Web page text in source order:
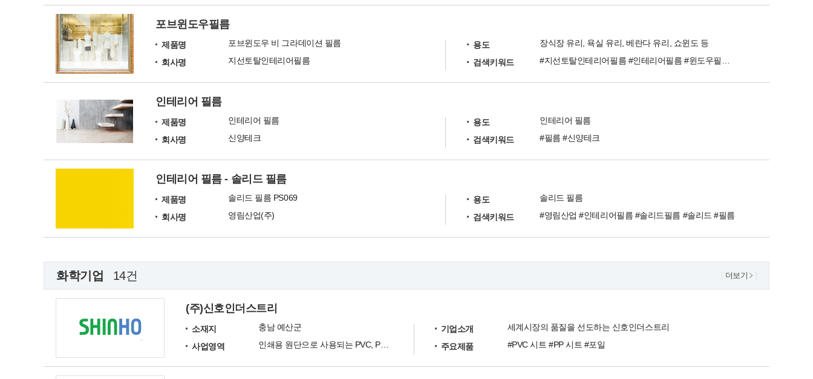
포브윈도우필름
제품명
포브윈도우 비 그라데이션 필름
회사명
지선토탈인테리어필름
용도
장식장 유리, 욕실 유리, 베란다 유리, 쇼윈도 등
검색키워드
인테리어 필름
제품명
인테리어 필름
회사명
신양테크
용도
인테리어 필름
검색키워드
#필름 #신양테크
인테리어 필름 - 솔리드 필름
제품명
솔리드 필름 PS069
회사명
영림산업(주)
용도
솔리드 필름
검색키워드
#영림산업 #인테리어필름 #솔리드필름 #솔리드 #필름
화학기업 14건 더보기
(주)신호인더스트리
소재지
충남 예산군
사업영역
기업소개
세계시장의 품질을 선도하는 신호인더스트리
주요제품
#PVC 시트 #PP 시트 #포일